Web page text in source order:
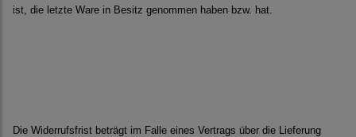
ist, die letzte Ware in Besitz genommen haben bzw. hat.
Die Widerrufsfrist beträgt im Falle eines Vertrags über die Lieferung